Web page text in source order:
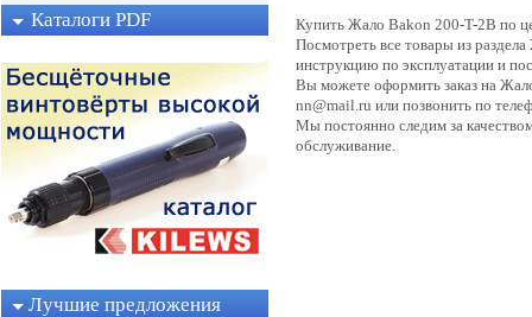
Каталоги PDF
Лучшие предложения
Купить Жало Bakon 200-T-2B по
Посмотреть все товары из
инструкцию по эксплуатации и
Вы можете оформить заказ на
nn@mail.ru или позвонить по
Мы постоянно следим за
обслуживание.